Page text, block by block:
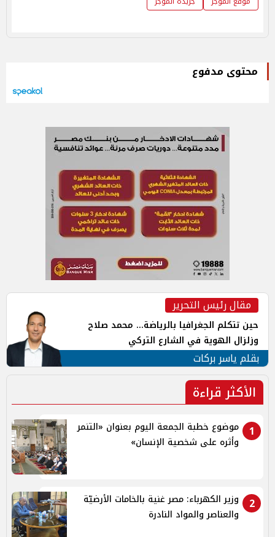
محتوى مدفوع
مقال رئيس التحرير
حين تتكلم الجغرافيا بالرياضة... محمد صلاح
وزلزال الهوية في الشارع التركي
بقلم ياسر بركات
الأكثر قراءة
1
موضوع خطبة الجمعة اليوم بعنوان «التنمر
وأثره على شخصية الإنسان»
2
وزير الكهرباء: مصر غنية بالخامات الأرضيّة
والعناصر والمواد النادرة